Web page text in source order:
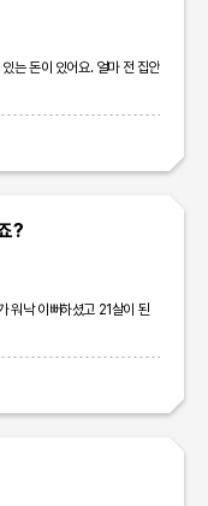
는 돈이 있어요. 얼마 전 집안
?
워낙 이뻐하셨고 21살이 된